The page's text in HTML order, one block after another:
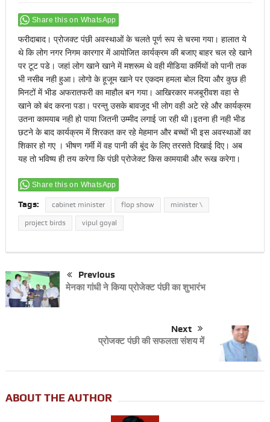
Share this on WhatsApp
फरीदाबाद। प्रोजक्ट पंछी अवस्थाओं के चलते पूर्ण रूप से चरमा गया। हालात ये
थे कि लोग नगर निगम कारगार में आयोजित कार्यक्रम की बजाए बाहर चल रहे खाने
पर टूट पडे। जहां लोग खाने खाने में मशरूम थे वही मीडिया कर्मियों को पानी तक
भी नसीब नही हुआ। लोगो के हूजूम खाने पर एकदम हमला बोल दिया और कुछ ही
मिनटों में भीड अफरातफरी का माहौल बन गया। आखिरकार मजबूरीवश वहा से
खाने को बंद करना पडा। परन्तु उसके बावजूद भी लोग वही अटे रहे और कार्यक्रम
उतना कामयाब नही हो पाया जितनी उम्मीद लगाई जा रही थी।इतना ही नही भीड
छटने के बाद कार्यक्रम में शिरकत कर रहे मेहमान और बच्चों भी इस अवस्थाओं का
शिकार हो गए । भीषण गर्मी में वह पानी की बूंद के लिए तरसते दिखाई दिए। अब
यह तो भविष्य ही तय करेगा कि पंछी प्रोजेक्ट किस कामयाबी और रूख करेगा।
Share this on WhatsApp
Tags: cabinet minister flop show minister \
project birds vipul goyal
Previous
मेनका गांधी ने किया प्रोजेक्ट पंछी का शुभारंभ
Next
प्रोजक्ट पंछी की सफलता संशय में
ABOUT THE AUTHOR